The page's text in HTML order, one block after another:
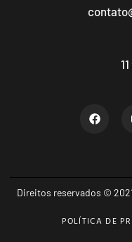
Direitos reservados ©
POLÍTICA DE